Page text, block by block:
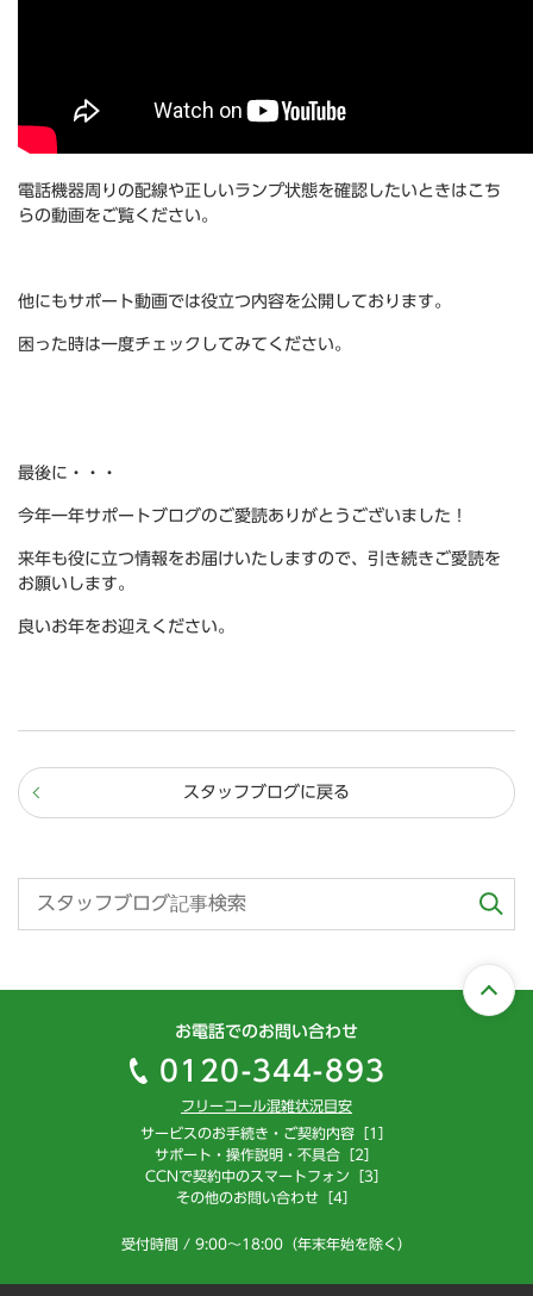
電話機器周りの配線や正しいランプ状態を確認したいときはこち
らの動画をご覧ください。
他にもサポート動画では役立つ内容を公開しております。
困った時は一度チェックしてみてください。
最後に・・・
今年一年サポートブログのご愛読ありがとうございました！
来年も役に立つ情報をお届けいたしますので、引き続きご愛読を
お願いします。
良いお年をお迎えください。
スタッフブログに戻る
お電話でのお問い合わせ
0120-344-893
フリーコール混雑状況目安
サービスのお手続き・ご契約内容［1］
サポート・操作説明・不具合［2］
CCNで契約中のスマートフォン［3］
その他のお問い合わせ［4］
受付時間 / 9:00～18:00（年末年始を除く）